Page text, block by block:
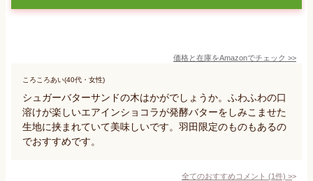
価格と在庫をAmazonでチェック >>
ころころあい(40代・女性)
シュガーバターサンドの木はかがでしょうか。ふわふわの口
溶けが楽しいエアインショコラが発酵バターをしみこませた
生地に挟まれていて美味しいです。羽田限定のものもあるの
でおすすめです。
全てのおすすめコメント (1件) >